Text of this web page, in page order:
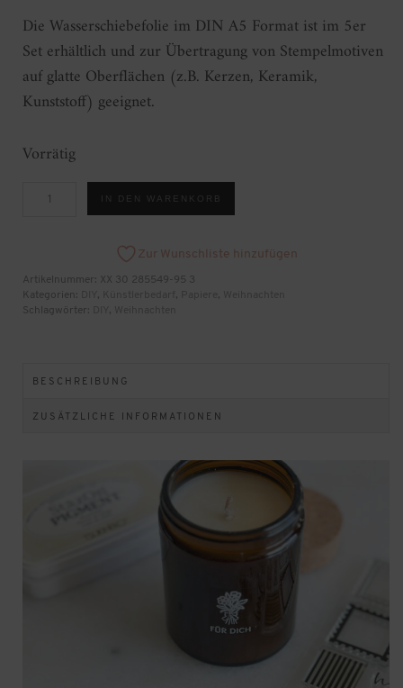
Die Wasserschiebefolie im DIN A5 Format ist im 5er
Set erhältlich und zur Übertragung von Stempelmotiven
auf glatte Oberflächen (z.B. Kerzen, Keramik,
Kunststoff) geeignet.
Vorrätig
Menge
IN DEN WARENKORB
Zur Wunschliste hinzufügen
Artikelnummer: XX 30 285549-95 3
Kategorien:
, , ,
Schlagwörter:
,
BESCHREIBUNG
ZUSÄTZLICHE INFORMATIONEN